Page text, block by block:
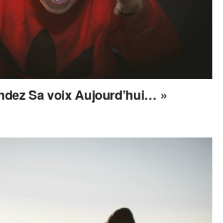
Sa voix Aujourd’hui… »